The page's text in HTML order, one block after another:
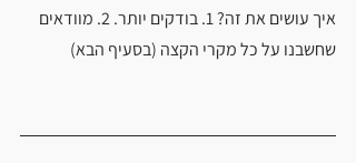
איך עושים את זה? 1. בודקים יותר. 2. מוודאים
שחשבנו על כל מקרי הקצה (בסעיף הבא)